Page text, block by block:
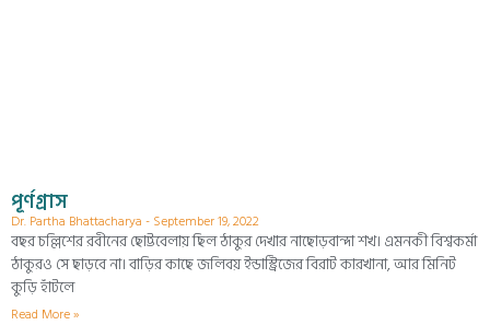
পূর্ণগ্রাস
Dr. Partha Bhattacharya September 19, 2022
বছর চল্লিশের রবীনের ছোট্টবেলায় ছিল ঠাকুর দেখার নাছোড়বান্দা শখ। এমনকী বিশ্বকর্মা
ঠাকুরও সে ছাড়বে না। বাড়ির কাছে জলিবয় ইন্ডাস্ট্রিজের বিরাট কারখানা, আর মিনিট
কুড়ি হাঁটলে
Read More »